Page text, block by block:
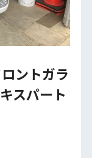
ントガラ
スパート